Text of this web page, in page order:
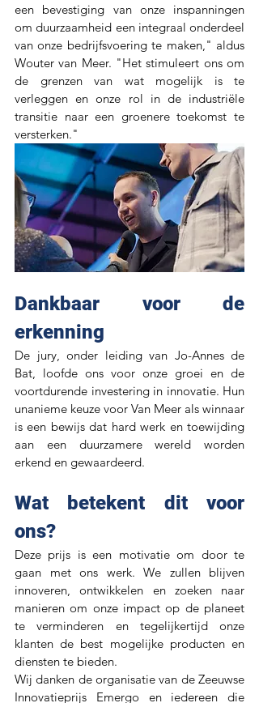
een bevestiging van onze inspanningen
om duurzaamheid een integraal onderdeel
van onze bedrijfsvoering te maken," aldus
Wouter van Meer. "Het stimuleert ons om
de grenzen van wat mogelijk is te
verleggen en onze rol in de industriële
transitie naar een groenere toekomst te
versterken."
Dankbaar voor de
erkenning
De jury, onder leiding van Jo-Annes de
Bat, loofde ons voor onze groei en de
voortdurende investering in innovatie. Hun
unanieme keuze voor Van Meer als winnaar
is een bewijs dat hard werk en toewijding
aan een duurzamere wereld worden
erkend en gewaardeerd.
Wat betekent dit voor
ons?
Deze prijs is een motivatie om door te
gaan met ons werk. We zullen blijven
innoveren, ontwikkelen en zoeken naar
manieren om onze impact op de planeet
te verminderen en tegelijkertijd onze
klanten de best mogelijke producten en
diensten te bieden.
Wij danken de organisatie van de Zeeuwse
Innovatieprijs Emergo en iedereen die